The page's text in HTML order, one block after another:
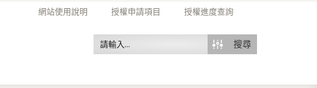
網站使用說明 授權申請項目 授權進度查詢
搜尋